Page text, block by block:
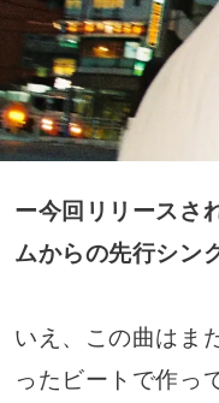
ー今回リリースさ
ムからの先行シン
いえ、この曲はま
ったビートで作っ